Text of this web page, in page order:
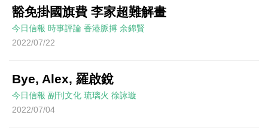
豁免掛國旗費 李家超難解畫
今日信報 時事評論 香港脈搏 余錦賢
2022/07/22
Bye, Alex, 羅啟銳
今日信報 副刊文化 琉璃火 徐詠璇
2022/07/04